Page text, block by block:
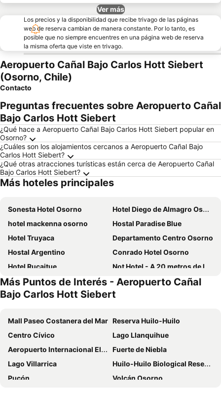
Ver más
Los precios y la disponibilidad que recibe trivago de las páginas
web de reserva cambian de manera constante. Por lo tanto, es
posible que no siempre encuentres en una página web de reserva
la misma oferta que viste en trivago.
Aeropuerto Cañal Bajo Carlos Hott Siebert
(Osorno, Chile)
Contacto
Preguntas frecuentes sobre Aeropuerto Cañal
Bajo Carlos Hott Siebert
¿Qué hace a Aeropuerto Cañal Bajo Carlos Hott Siebert popular en
Osorno?
¿Cuáles son los alojamientos cercanos a Aeropuerto Cañal Bajo
Carlos Hott Siebert?
¿Qué otras atracciones turísticas están cerca de Aeropuerto Cañal
Bajo Carlos Hott Siebert?
Más hoteles principales
Sonesta Hotel Osorno
Hotel Diego de Almagro Osorno
hotel mackenna osorno
Hostal Paradise Blue
Hotel Truyaca
Departamento Centro Osorno
Hostal Argentino
Conrado Hotel Osorno
Hotel Rucaitue
Not Hotel - A 20 metros de la plaza
NW Hotel Nomada
Sky Plaza Hotel
ihotel - A pasos de Cenco Mall
Más Puntos de Interés - Aeropuerto Cañal
Bajo Carlos Hott Siebert
Mall Paseo Costanera del Mar Reserva Huilo-Huilo
Centro Cívico
Lago Llanquihue
Aeropuerto Internacional El Tepual
Fuerte de Niebla
Lago Villarrica
Huilo-Huilo Biological Reserve
Pucón
Volcán Osorno